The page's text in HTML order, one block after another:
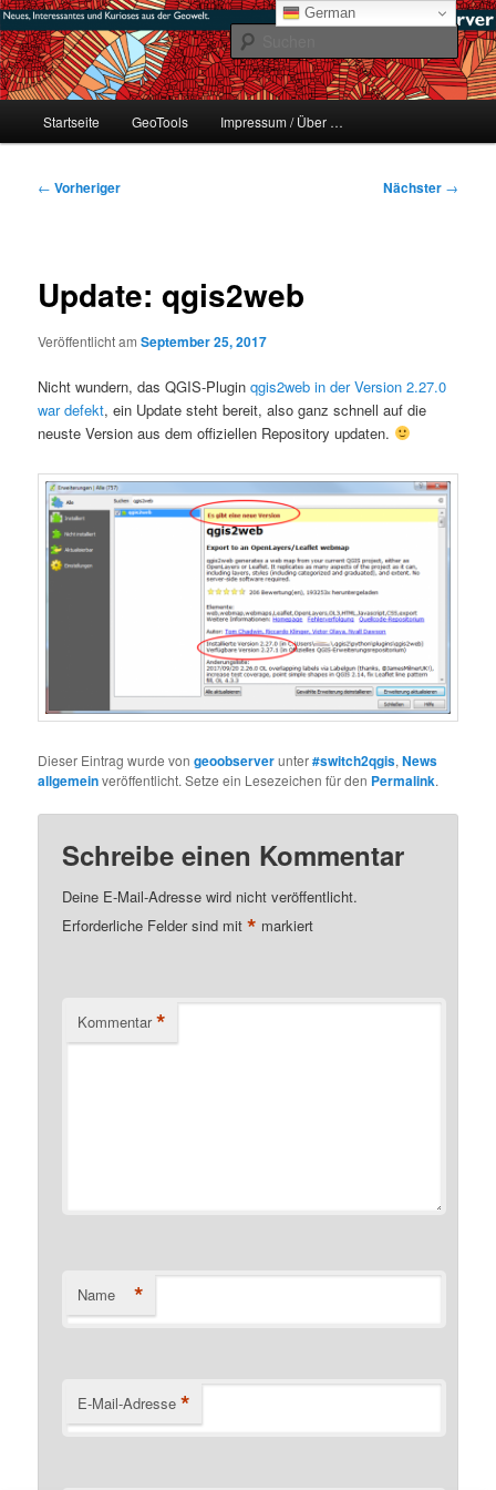
Zum
primären
Inhalt
springen#geoObserver
mikeE's GeoBlog
Startseite GeoTools Impressum / Über …
Beitragsnavigation
← Vorheriger Nächster →
Update: qgis2web
Veröffentlicht amSeptember 25, 2017
Nicht wundern, das QGIS-Pluginqgis2web in der Version 2.27.0
war defekt, ein Update steht bereit, also ganz schnell auf die
neuste Version aus dem offiziellen Repository updaten.
Dieser Eintrag wurde vongeoobserverunter#switch2qgis,News
allgemeinveröffentlicht. Setze ein Lesezeichen für den Permalink.
Schreibe einen Kommentar
Deine E-Mail-Adresse wird nicht veröffentlicht.
Erforderliche Felder sind mit* markiert
Kommentar *
Name *
E-Mail-Adresse *
German